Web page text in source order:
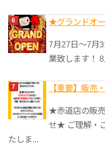
★グランドオ
7月27日〜7月
業致します！
【重要】販売
★赤道店の販
せ★ ご理解・
たしま...